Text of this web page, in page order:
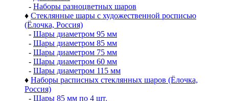
- Наборы разноцветных шаров
♦ Стеклянные шары с художественной росписью
(Ёлочка, Россия)
- Шары диаметром 95 мм
- Шары диаметром 85 мм
- Шары диаметром 75 мм
- Шары диаметром 60 мм
- Шары диаметром 115 мм
♦ Наборы расписных стеклянных шаров (Ёлочка,
Россия)
- Шары 85 мм по 4 шт.